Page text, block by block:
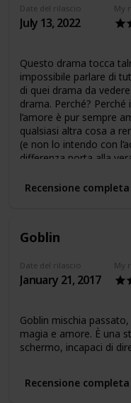
Date del rilascio
July 13, 2022
My
Questo drama tocca
impossibile parlare di
di quei drama da
drama. Perché?
l’amore è pur sempre
qualsiasi altra cosa a
(e non lo intendo con
differenza porta alla
accettarci per come
Recensione completa
Goblin
Date del rilascio
January 21, 2017
My
Goblin mischia
magia e amore. È una
schermo, incapaci di
Recensione completa